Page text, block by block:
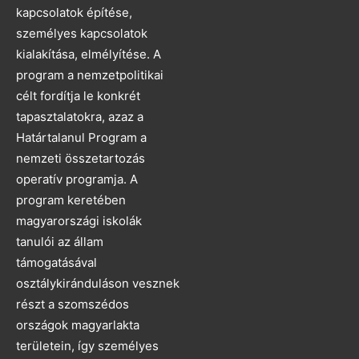
kapcsolatok építése,
személyes kapcsolatok
kialakítása, elmélyítése. A
program a nemzetpolitikai
célt fordítja le konkrét
tapasztalatokra, azaz a
Határtalanul Program a
nemzeti összetartozás
operatív programja. A
program keretében
magyarországi iskolák
tanulói az állam
támogatásával
osztálykiránduláson vesznek
részt a szomszédos
országok magyarlakta
területein, így személyes